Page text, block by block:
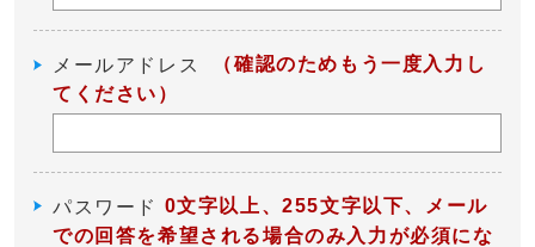
メールアドレス
（確認のためもう一度入力し
てください）
パスワード 0文字以上、255文字以下、メール
での回答を希望される場合のみ入力が必須にな